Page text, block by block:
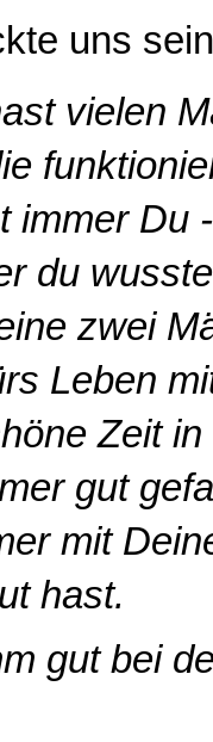
uns
vielen
immer Du
du
zwei
Leben
Zeit
gut
mit
hast.
gut bei